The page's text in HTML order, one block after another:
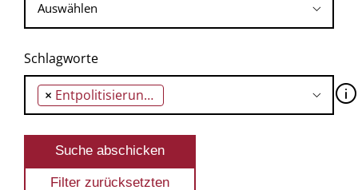
Schlagworte
× Entpolitisierung der Form 🛈